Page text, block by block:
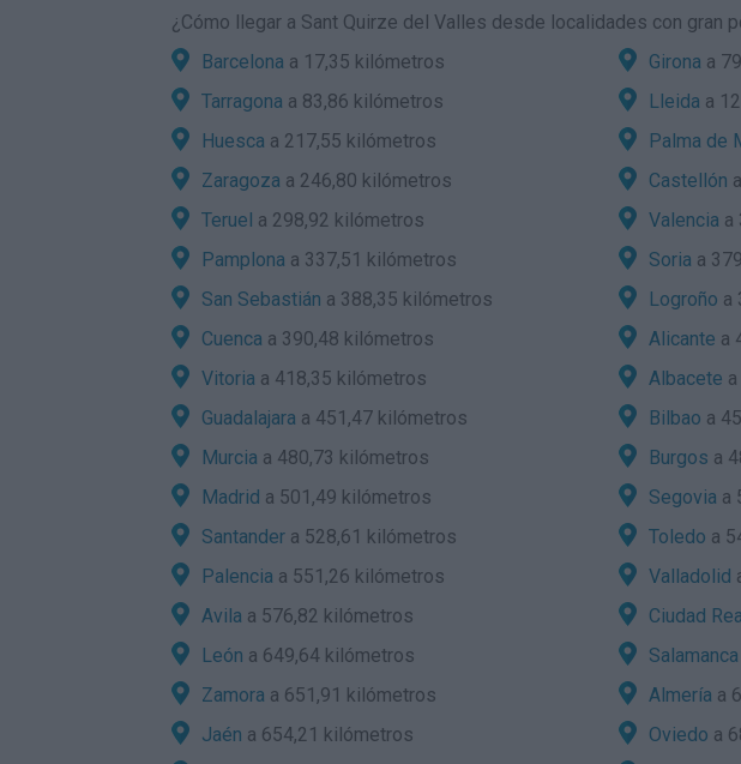
¿ Cómo llegar a Sant Quirze del Valles desde localidades con gran
Barcelona a 17,35 kilómetros Girona a
Tarragona a 83,86 kilómetros Lleida a
Huesca a 217,55 kilómetros Palma de
Zaragoza a 246,80 kilómetros Castellón
Teruel a 298,92 kilómetros Valencia a
Pamplona a 337,51 kilómetros Soria a
San Sebastián a 388,35 kilómetros Logroño a
Cuenca a 390,48 kilómetros Alicante a
Vitoria a 418,35 kilómetros Albacete
Guadalajara a 451,47 kilómetros Bilbao a
Murcia a 480,73 kilómetros Burgos a
Madrid a 501,49 kilómetros Segovia a
Santander a 528,61 kilómetros Toledo a
Palencia a 551,26 kilómetros Valladolid
Avila a 576,82 kilómetros Ciudad
León a 649,64 kilómetros Salamanca
Zamora a 651,91 kilómetros Almería a
Jaén a 654,21 kilómetros Oviedo a